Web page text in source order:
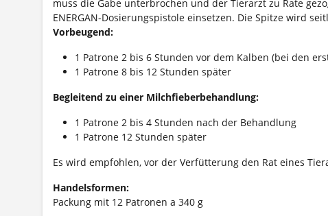
muss die Gabe unterbrochen und der Tierarzt zu Rate
ENERGAN-Dosierungspistole einsetzen. Die Spitze wird
Vorbeugend:
1 Patrone 2 bis 6 Stunden vor dem Kalben (bei den
1 Patrone 8 bis 12 Stunden später
Begleitend zu einer Milchfieberbehandlung:
1 Patrone 2 bis 4 Stunden nach der Behandlung
1 Patrone 12 Stunden später
Es wird empfohlen, vor der Verfütterung den Rat eines
Handelsformen:
Packung mit 12 Patronen a 340 g